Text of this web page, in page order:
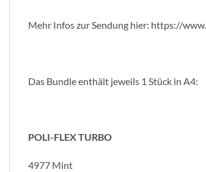
Mehr Infos zur Sendung hier: https://
Das Bundle enthält jeweils 1 Stück in A4:
POLI-FLEX TURBO
4977 Mint